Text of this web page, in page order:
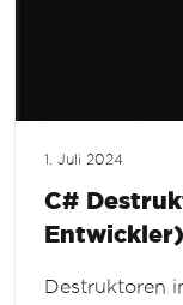
1. Juli 2024
C#
Entwickler)
Destruktoren